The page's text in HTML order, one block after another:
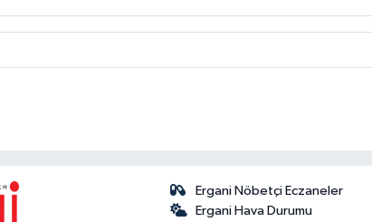
Ergani Nöbetçi Eczaneler
Ergani Hava Durumu